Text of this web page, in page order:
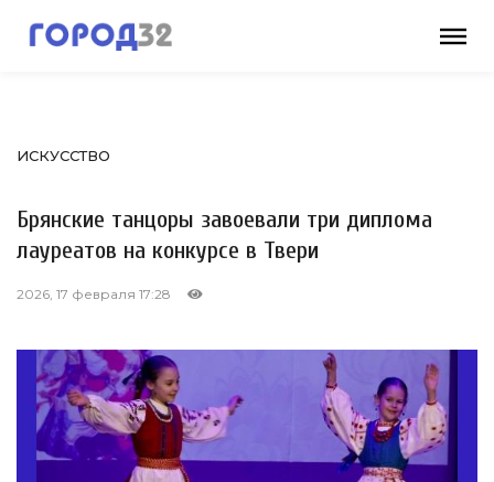
ИСКУССТВО
Брянские танцоры завоевали три диплома
лауреатов на конкурсе в Твери
2026, 17 февраля 17:28